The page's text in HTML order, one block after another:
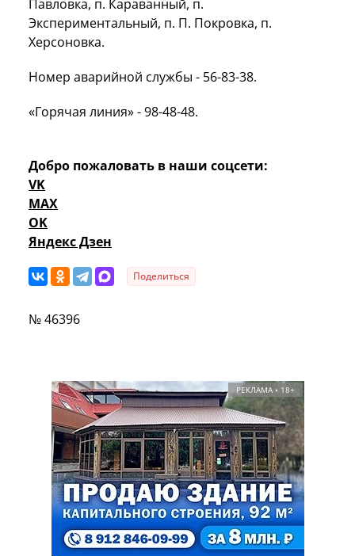
Павловка, п. Караванный, п.
Экспериментальный, п. П. Покровка, п.
Херсоновка.
Номер аварийной службы - 56-83-38.
«Горячая линия» - 98-48-48.
Добро пожаловать в наши соцсети:
VK
MAX
OK
Яндекс Дзен
Поделиться
№ 46396
РЕКЛАМА • 18+